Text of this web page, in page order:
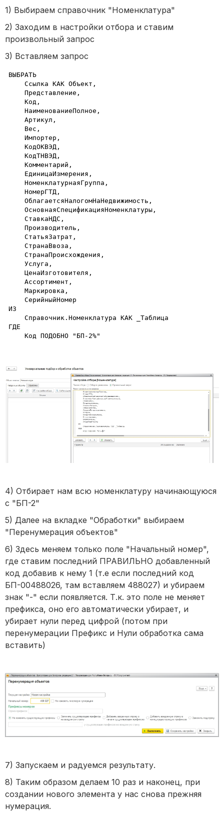
1) Выбираем справочник "Номенклатура"
2) Заходим в настройки отбора и ставим
произвольный запрос
3) Вставляем запрос
ВЫБРАТЬ
Ссылка КАК Объект,
Представление,
Код,
НаименованиеПолное,
Артикул,
Вес,
Импортер,
КодОКВЭД,
КодТНВЭД,
Комментарий,
ЕдиницаИзмерения,
НоменклатурнаяГруппа,
НомерГТД,
ОблагаетсяНалогомНаНедвижимость,
ОсновнаяСпецификацияНоменклатуры,
СтавкаНДС,
Производитель,
СтатьяЗатрат,
СтранаВвоза,
СтранаПроисхождения,
Услуга,
ЦенаИзготовителя,
Ассортимент,
Маркировка,
СерийныйНомер
ИЗ
Справочник.Номенклатура КАК _Таблица
ГДЕ
Код ПОДОБНО "БП-2%"
4) Отбирает нам всю номенклатуру начинающуюся
с "БП-2"
5) Далее на вкладке "Обработки" выбираем
"Перенумерация объектов"
6) Здесь меняем только поле "Начальный номер",
где ставим последний ПРАВИЛЬНО добавленный
код добавив к нему 1 (т.е если последний код
БП-00488026, там вставляем 488027) и убираем
знак "-" если появляется. Т.к. это поле не меняет
префикса, оно его автоматически убирает, и
убирает нули перед цифрой (потом при
перенумерации Префикс и Нули обработка сама
вставить)
7) Запускаем и радуемся результату.
8) Таким образом делаем 10 раз и наконец, при
создании нового элемента у нас снова прежняя
нумерация.